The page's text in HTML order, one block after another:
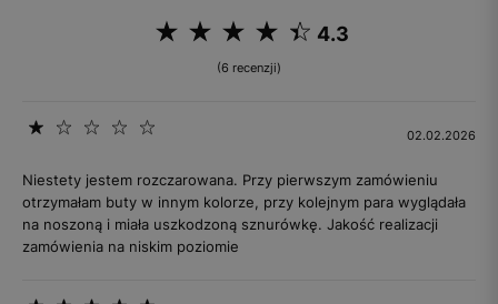
4.3
(6 recenzji)
02.02.2026
Niestety jestem rozczarowana. Przy pierwszym zamówieniu
otrzymałam buty w innym kolorze, przy kolejnym para wyglądała
na noszoną i miała uszkodzoną sznurówkę. Jakość realizacji
zamówienia na niskim poziomie